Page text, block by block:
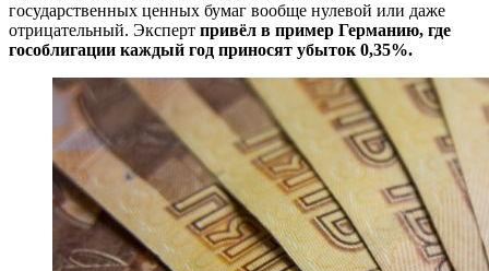
государственных ценных бумаг вообще нулевой или даже
отрицательный. Эксперт привёл в пример Германию, где
гособлигации каждый год приносят убыток 0,35%.